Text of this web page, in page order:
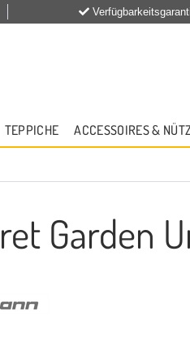
TEPPICHE ACCESSOIRES &
Garden